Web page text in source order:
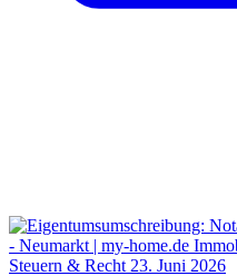
Steuern & Recht 23. Juni 2026